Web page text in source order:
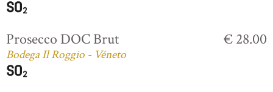
Prosecco DOC Brut
Bodega Il Roggio - Véneto
€ 28.00